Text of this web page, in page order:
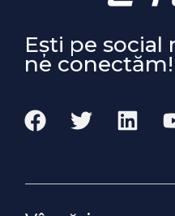
Ești pe social
ne conectăm!